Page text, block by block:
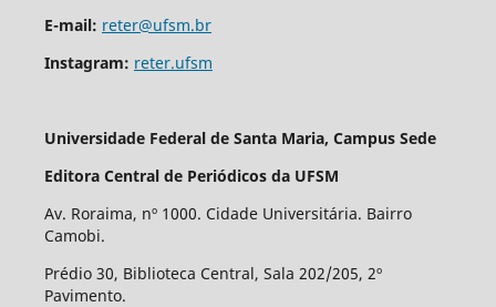
E-mail: reter@ufsm.br
Instagram: reter.ufsm
Universidade Federal de Santa Maria, Campus Sede
Editora Central de Periódicos da UFSM
Av. Roraima, nº 1000. Cidade Universitária. Bairro
Camobi.
Prédio 30, Biblioteca Central, Sala 202/205, 2º
Pavimento.